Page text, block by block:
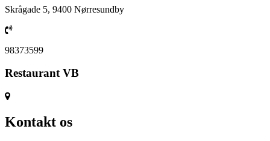
Skrågade 5, 9400 Nørresundby
98373599
Restaurant VB
Kontakt os